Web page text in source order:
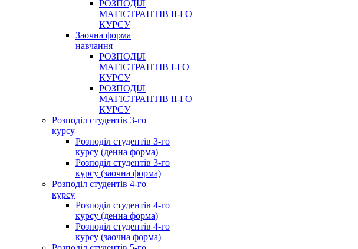
РОЗПОДІЛ
МАГІСТРАНТІВ ІІ-ГО
КУРСУ
Заочна форма
навчання
РОЗПОДІЛ
МАГІСТРАНТІВ І-ГО
КУРСУ
РОЗПОДІЛ
МАГІСТРАНТІВ ІІ-ГО
КУРСУ
Розподіл студентів 3-го
курсу
Розподіл студентів 3-го
курсу (денна форма)
Розподіл студентів 3-го
курсу (заочна форма)
Розподіл студентів 4-го
курсу
Розподіл студентів 4-го
курсу (денна форма)
Розподіл студентів 4-го
курсу (заочна форма)